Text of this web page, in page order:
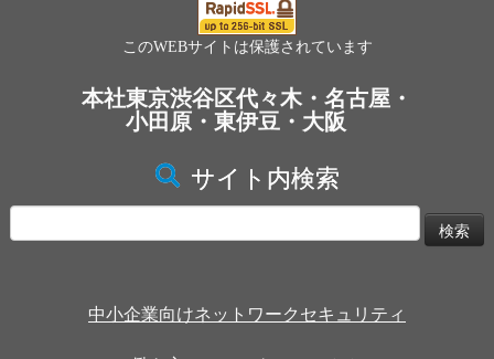
このWEBサイトは保護されています
本社東京渋谷区代々木・名古屋・
小田原・東伊豆・大阪
サイト内検索
索:
中小企業向けネットワークセキュリティ